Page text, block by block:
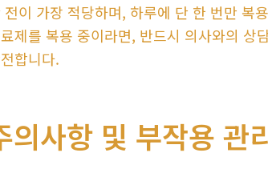
전이 가장 적당하며, 하루에 단 한 번만 복
제를 복용 중이라면, 반드시 의사와의 상
합니다.
의사항 및 부작용 관